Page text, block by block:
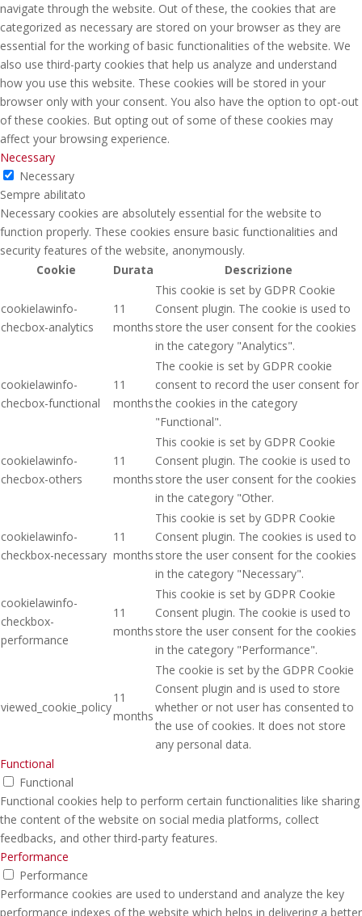
navigate through the website. Out of these, the cookies that are
categorized as necessary are stored on your browser as they are
essential for the working of basic functionalities of the website. We
also use third-party cookies that help us analyze and understand
how you use this website. These cookies will be stored in your
browser only with your consent. You also have the option to opt-out
of these cookies. But opting out of some of these cookies may
affect your browsing experience.
Necessary
Necessary
Sempre abilitato
Necessary cookies are absolutely essential for the website to
function properly. These cookies ensure basic functionalities and
security features of the website, anonymously.
Cookie
Durata Descrizione
cookielawinfo-
checbox-analytics
11
months
This cookie is set by GDPR Cookie
Consent plugin. The cookie is used to
store the user consent for the cookies
in the category "Analytics".
cookielawinfo-
checbox-functional
11
months
The cookie is set by GDPR cookie
consent to record the user consent for
the cookies in the category
"Functional".
cookielawinfo-
checbox-others
11
months
This cookie is set by GDPR Cookie
Consent plugin. The cookie is used to
store the user consent for the cookies
in the category "Other.
cookielawinfo-
checkbox-necessary
11
months
This cookie is set by GDPR Cookie
Consent plugin. The cookies is used to
store the user consent for the cookies
in the category "Necessary".
cookielawinfo-
checkbox-
performance
11
months
This cookie is set by GDPR Cookie
Consent plugin. The cookie is used to
store the user consent for the cookies
in the category "Performance".
viewed_cookie_policy
11
months
The cookie is set by the GDPR Cookie
Consent plugin and is used to store
whether or not user has consented to
the use of cookies. It does not store
any personal data.
Functional
Functional
Functional cookies help to perform certain functionalities like sharing
the content of the website on social media platforms, collect
feedbacks, and other third-party features.
Performance
Performance
Performance cookies are used to understand and analyze the key
performance indexes of the website which helps in delivering a better